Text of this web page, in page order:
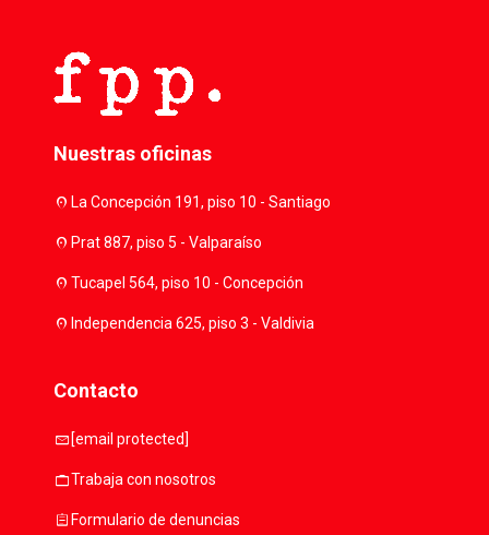
Nuestras oficinas
location_onLa Concepción 191, piso 10 - Santiago
location_onPrat 887, piso 5 - Valparaíso
location_onTucapel 564, piso 10 - Concepción
location_onIndependencia 625, piso 3 - Valdivia
Contacto
mail [email protected]
workTrabaja con nosotros
assignmentFormulario de denuncias